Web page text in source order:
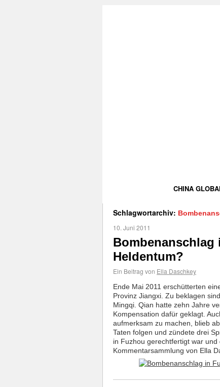
CHINA
Schlagwortarchiv:
10. Juni 2011
Bombenanschlag
Heldentum?
Ein Beitrag von Ella Daschkey
Ende Mai 2011 erschütterten
Provinz Jiangxi. Zu beklagen
Mingqi. Qian hatte zehn Jahre
Kompensation dafür geklagt.
aufmerksam zu machen, blieb
Taten folgen und zündete drei
in Fuzhou gerechtfertigt war
Kommentarsammlung von Ella